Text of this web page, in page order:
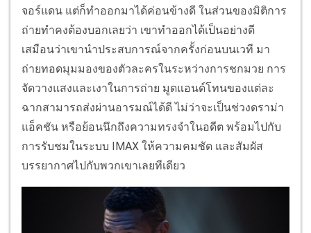
จอร์แดน แต่ก็ทำออกมาได้ค่อนข้างดี ในส่วนของมิติการ
ถ่ายทำคงต้องบอกเลยว่า เขาทำออกได้เป็นอย่างดี
เสมือนว่าเขานำประสบการณ์จากครั้งก่อนบนเวที มา
ถ่ายทอดมุมมองของตัวละครในระหว่างการชกมวย การ
จัดวางแสงและเงาในการถ่าย มูดแอนด์โทนของแต่ละ
ฉากสามารถส่งผ่านอารมณ์ได้ดี ไม่ว่าจะเป็นช่วงดราม่า
แอ็คชัน หรือย้อนนึกถึงความทรงจำในอดีต พร้อมไปกับ
การรับชมในระบบ IMAX ให้ความคมชัด และสัมผัส
บรรยากาศไปกับพวกเขาเลยทีเดียว